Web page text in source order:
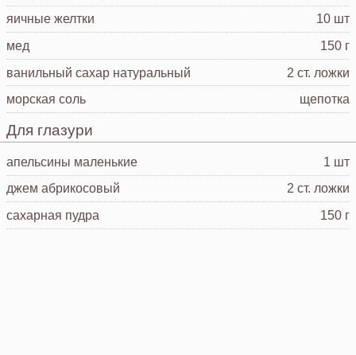
яичные желтки
10 шт
мед
150 г
ванильный сахар натуральный
2 ст. ложки
морская соль
щепотка
Для глазури
апельсины маленькие
1 шт
джем абрикосовый
2 ст. ложки
сахарная пудра
150 г